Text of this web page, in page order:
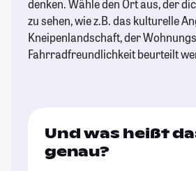
denken. Wähle den Ort aus, der
zu sehen, wie z.B. das kulturelle
Kneipenlandschaft, der
Fahrradfreundlichkeit beurteilt
Und was heißt
genau?